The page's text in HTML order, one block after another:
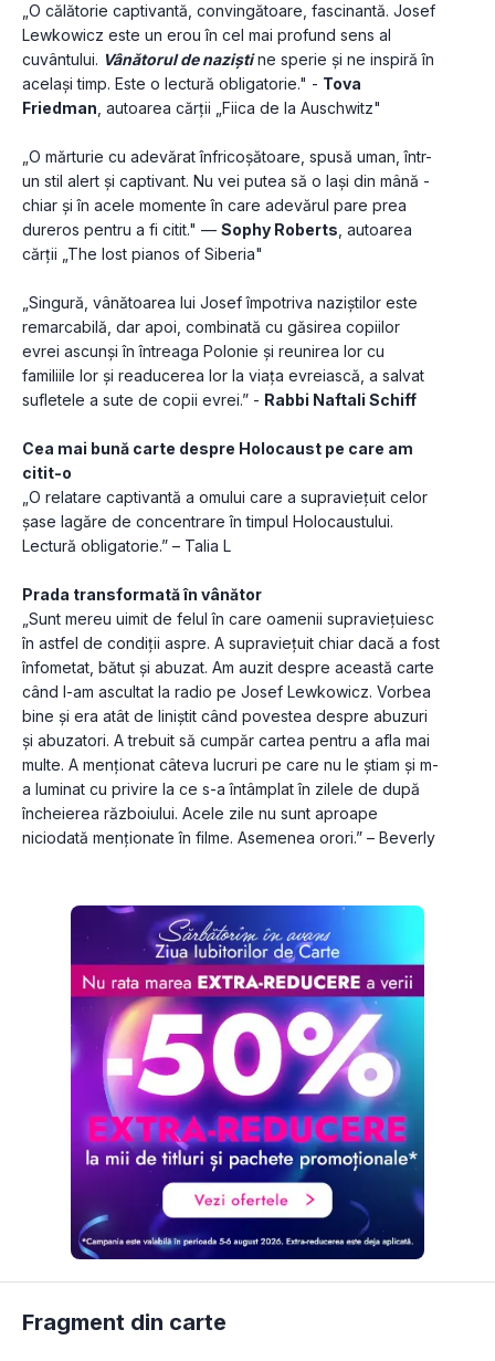
„O călătorie captivantă, convingătoare, fascinantă. Josef
Lewkowicz este un erou în cel mai profund sens al
cuvântului. Vânătorul de naziști ne sperie și ne inspiră în
același timp. Este o lectură obligatorie." - Tova
Friedman , autoarea cărții „Fiica de la Auschwitz"
„O mărturie cu adevărat înfricoșătoare, spusă uman, într-
un stil alert și captivant. Nu vei putea să o lași din mână -
chiar și în acele momente în care adevărul pare prea
dureros pentru a fi citit." — Sophy Roberts , autoarea
cărții „The lost pianos of Siberia"
„Singură, vânătoarea lui Josef împotriva naziștilor este
remarcabilă, dar apoi, combinată cu găsirea copiilor
evrei ascunși în întreaga Polonie și reunirea lor cu
familiile lor și readucerea lor la viața evreiască, a salvat
sufletele a sute de copii evrei.” - Rabbi Naftali Schiff
Cea mai bună carte despre Holocaust pe care am
citit-o
„O relatare captivantă a omului care a supraviețuit celor
șase lagăre de concentrare în timpul Holocaustului.
Lectură obligatorie.” – Talia L
Prada transformată în vânător
„Sunt mereu uimit de felul în care oamenii supraviețuiesc
în astfel de condiții aspre. A supraviețuit chiar dacă a fost
înfometat, bătut și abuzat. Am auzit despre această carte
când l-am ascultat la radio pe Josef Lewkowicz. Vorbea
bine și era atât de liniștit când povestea despre abuzuri
și abuzatori. A trebuit să cumpăr cartea pentru a afla mai
multe. A menționat câteva lucruri pe care nu le știam și m-
a luminat cu privire la ce s-a întâmplat în zilele de după
încheierea războiului. Acele zile nu sunt aproape
niciodată menționate în filme. Asemenea orori.” – Beverly
Fragment din carte